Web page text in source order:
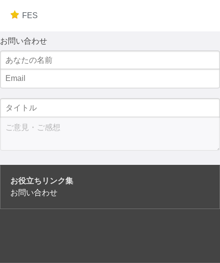
FES
お問い合わせ
お役立ちリンク集
お問い合わせ